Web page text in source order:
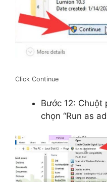
Click Continue
Bước 12: Chuột
chọn “Run as